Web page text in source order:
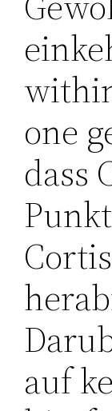
one
dass
auf